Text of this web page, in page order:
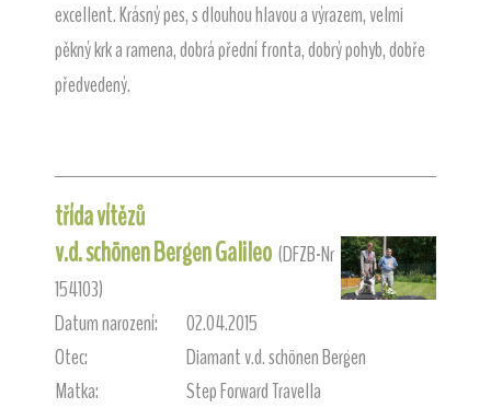
excellent. Krásný pes, s dlouhou hlavou a výrazem, velmi
pěkný krk a ramena, dobrá přední fronta, dobrý pohyb, dobře
předvedený.
třída vítězů
v.d. schönen Bergen Galileo (DFZB-Nr
154103)
Datum narození:
02.04.2015
Otec:
Diamant v.d. schönen Bergen
Matka:
Step Forward Travella